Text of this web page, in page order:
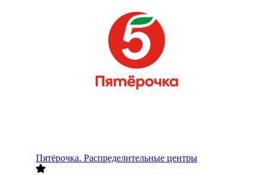
Пятёрочка. Распределительные центры